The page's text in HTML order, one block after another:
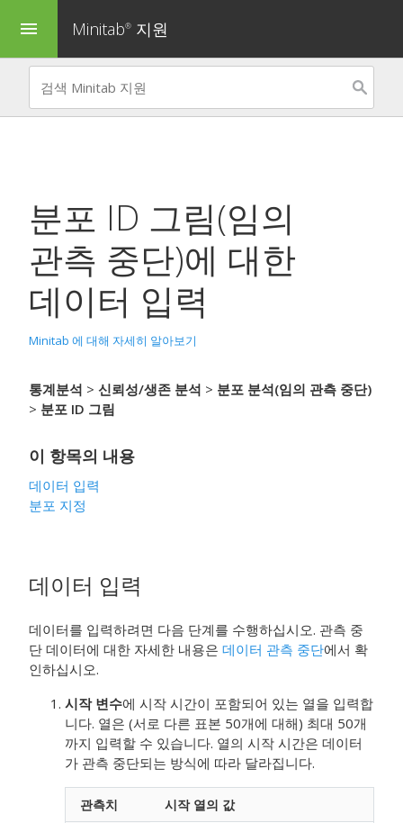
menu Minitab® 지원
분포 ID 그림(임의
관측 중단)에 대한
데이터 입력
Minitab 에 대해 자세히 알아보기
통계분석 > 신뢰성/생존 분석 > 분포 분석(임의 관측 중단)
> 분포 ID 그림
이 항목의 내용
데이터 입력
분포 지정
데이터 입력
데이터를 입력하려면 다음 단계를 수행하십시오. 관측 중
단 데이터에 대한 자세한 내용은 데이터 관측 중단에서 확
인하십시오.
시작 변수에 시작 시간이 포함되어 있는 열을 입력합
니다. 열은 (서로 다른 표본 50개에 대해) 최대 50개
까지 입력할 수 있습니다. 열의 시작 시간은 데이터
가 관측 중단되는 방식에 따라 달라집니다.
관측치
시작 열의 값